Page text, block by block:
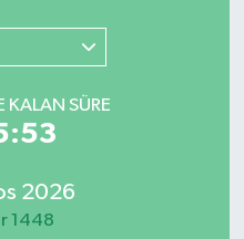
KALAN SÜRE
2026
1448
ve Fikstür